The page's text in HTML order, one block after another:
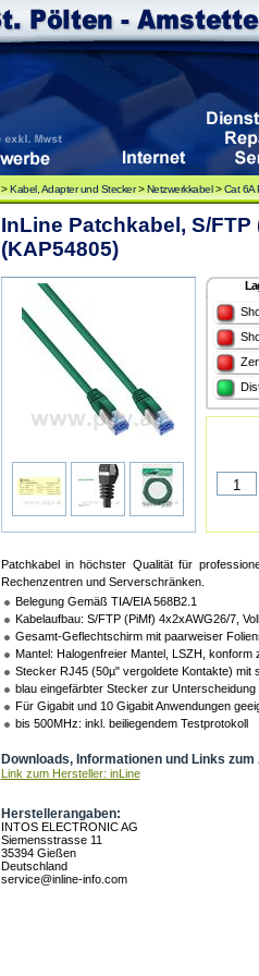
>Kabel, Adapter und Stecker>Netzwerkkabel>Cat 6A
InLine Patchkabel, S/
(KAP54805)
Patchkabel in höchster Qualität für
Rechenzentren und Serverschränken.
Belegung Gemäß TIA/EIA 568B2.1
Kabelaufbau: S/FTP (PiMf) 4x2xAWG26/7,
Gesamt-Geflechtschirm mit paarweiser
Mantel: Halogenfreier Mantel, LSZH,
Stecker RJ45 (50µ" vergoldete Kontakte) mit
blau eingefärbter Stecker zur Unterscheidung
Für Gigabit und 10 Gigabit Anwendungen
bis 500MHz: inkl. beiliegendem Testprotokoll
Downloads, Informationen und Links
Link zum Hersteller: inLine
Herstellerangaben:
INTOS ELECTRONIC AG
Siemensstrasse 11
35394 Gießen
Deutschland
service@inline-info.com